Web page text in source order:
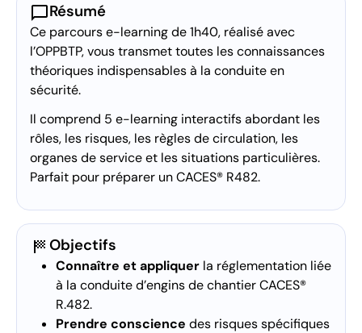
chat_bubbleRésumé
Ce parcours e-learning de 1h40, réalisé avec
l’OPPBTP, vous transmet toutes les connaissances
théoriques indispensables à la conduite en
sécurité.
Il comprend 5 e-learning interactifs abordant les
rôles, les risques, les règles de circulation, les
organes de service et les situations particulières.
Parfait pour préparer un CACES® R482.
sports_score Objectifs
Connaître etappliquer la réglementation liée
à la conduite d’engins de chantier CACES®
R.482.
Prendre conscience des risques spécifiques